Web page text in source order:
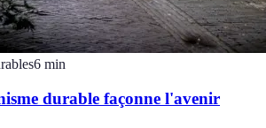
6 min
durable façonne l'avenir